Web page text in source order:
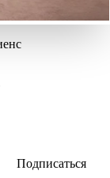
Подписаться